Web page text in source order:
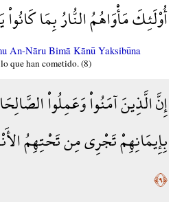
أُوْلَئِكَ مَأْوَاهُمُ النُّارُ بِمَا
An-Nāru Bimā Kānū Yaksibūna
que han cometido. (8)
إِنَّ الَّذِينَ آمَنُواْ وَعَمِلُواْ
بِإِيمَانِهِمْ تَجْرِي مِن تَحْتِهِمُ
﴿٩﴾